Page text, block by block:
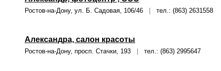
Ростов-на-Дону, ул. Б. Садовая, 106/46 тел.: (863) 2631558
Александра, салон красоты
Ростов-на-Дону, просп. Стачки, 193 тел.: (863) 2995647